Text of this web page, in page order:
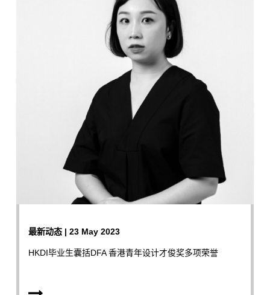
最新动态 | 23 May 2023
HKDI毕业生囊括DFA 香港青年设计才俊奖多项荣誉